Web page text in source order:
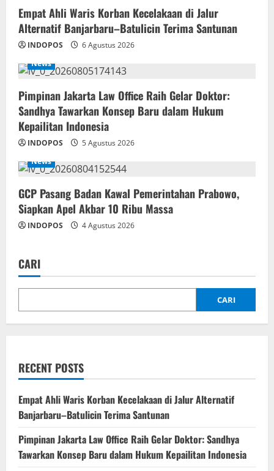
Empat Ahli Waris Korban Kecelakaan di Jalur
Alternatif Banjarbaru–Batulicin Terima Santunan
INDOPOS
6 Agustus 2026
News
Pimpinan Jakarta Law Office Raih Gelar Doktor:
Sandhya Tawarkan Konsep Baru dalam Hukum
Kepailitan Indonesia
INDOPOS
5 Agustus 2026
News
‎GCP Pasang Badan Kawal Pemerintahan Prabowo,
Siapkan Apel Akbar 10 Ribu Massa
INDOPOS 4 Agustus 2026
CARI
CARI
RECENT POSTS
Empat Ahli Waris Korban Kecelakaan di Jalur Alternatif
Banjarbaru–Batulicin Terima Santunan
Pimpinan Jakarta Law Office Raih Gelar Doktor: Sandhya
Tawarkan Konsep Baru dalam Hukum Kepailitan Indonesia